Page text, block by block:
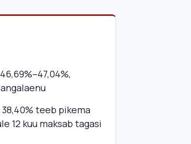
teeb pikema
12 kuu maksab tagasi